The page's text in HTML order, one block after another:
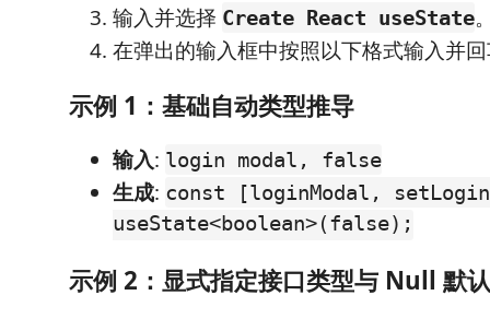
输入并选择 Create React useState
在弹出的输入框中按照以下格式输入并
示例 1：基础自动类型推导
输入: login modal, false
生成: const [loginModal,
useState<boolean>(false);
示例 2：显式指定接口类型与 Null 默